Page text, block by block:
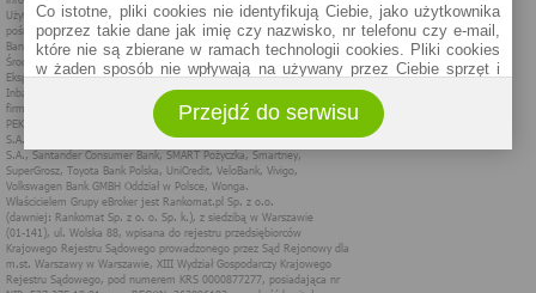
Co istotne, pliki cookies nie identyfikują Ciebie, jako użytkownika
poprzez takie dane jak imię czy nazwisko, nr telefonu czy e-mail,
które nie są zbierane w ramach technologii cookies. Pliki cookies
w żaden sposób nie wpływają na używany przez Ciebie sprzęt i
Zakres wykorzystywania plików cookies możliwy jest do
określenia w ustawieniach przeglądarki każdego użytkownika. Bez
wprowadzenia zmian ustawień, informacje w plikach cookies mogą
być zapisywane w pamięci Twojego urządzenia.
Administratorem danych pozyskiwanych w technologii cookies jest
spółka Rankomat.pl Sp. z o.o. (dawniej: Rankomat Sp. z o. o. Sp.
k.) z siedzibą w Warszawie, ul. Wolska 88, 01 - 141 Warszawa.
Możesz jako użytkownik w każdym czasie skontaktować się z
administratorem pod adresem bok@ebroker.pl, jak również wyrazić
Przejdź do serwisu